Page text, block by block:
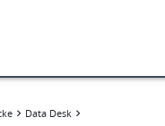
Data Desk